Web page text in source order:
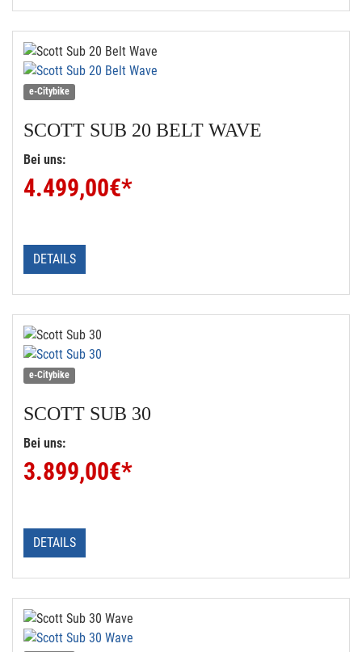
e-Citybike
SCOTT SUB 20 BELT WAVE
Bei uns:
4.499,00€*
DETAILS
e-Citybike
SCOTT SUB 30
Bei uns:
3.899,00€*
DETAILS